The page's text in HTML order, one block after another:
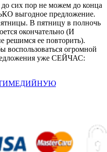
сих пор не можем до конца
выгодное предложение.
В пятницу в полночь
окончательно (И
ее повторить).
воспользоваться огромной
уже СЕЙЧАС: